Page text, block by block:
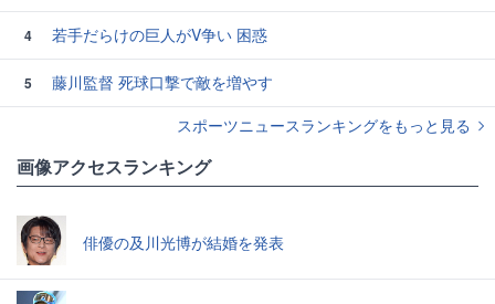
4 若手だらけの巨人がV争い 困惑
5
藤川監督 死球口撃で敵を増やす
スポーツニュースランキングをもっと見る
画像アクセスランキング
俳優の及川光博が結婚を発表